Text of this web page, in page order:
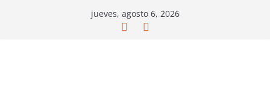
jueves, agosto 6, 2026